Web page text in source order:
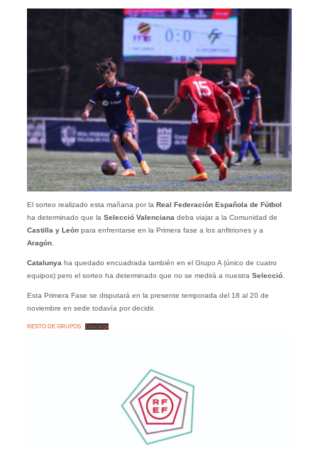
El sorteo realizado esta mañana por la Real Federación Española de Fútbol
ha determinado que la Selecció Valenciana deba viajar a la Comunidad de
Castilla y Leónpara enfrentarse en la Primera fase a los anfitriones y a
Aragón.
Catalunya ha quedado encuadrada también en el Grupo A (único de cuatro
equipos) pero el sorteo ha determinado que no se medirá a nuestra Selecció.
Esta Primera Fase se disputará en la presente temporada del 18 al 20 de
noviembre en sede todavía por decidir.
RESTO DE GRUPOS Descarga